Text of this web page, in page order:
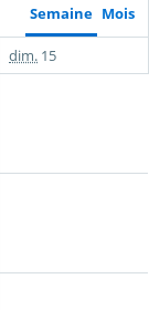
Semaine Mois
dim. 15